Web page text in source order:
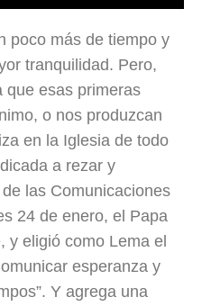
poco más de tiempo y
tranquilidad. Pero,
que esas primeras
o nos produzcan
en la Iglesia de todo
a rezar y
las Comunicaciones
24 de enero, el Papa
y eligió como Lema el
esperanza y
Y agrega una